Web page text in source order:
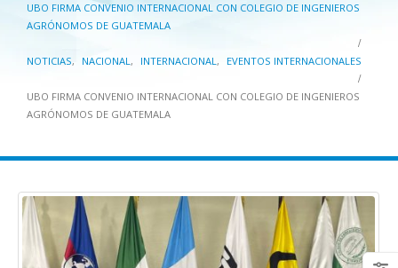
UBO FIRMA CONVENIO INTERNACIONAL CON COLEGIO DE INGENIEROS
AGRÓNOMOS DE GUATEMALA
NOTICIAS, NACIONAL, INTERNACIONAL, EVENTOS INTERNACIONALES
UBO FIRMA CONVENIO INTERNACIONAL CON COLEGIO DE INGENIEROS
AGRÓNOMOS DE GUATEMALA